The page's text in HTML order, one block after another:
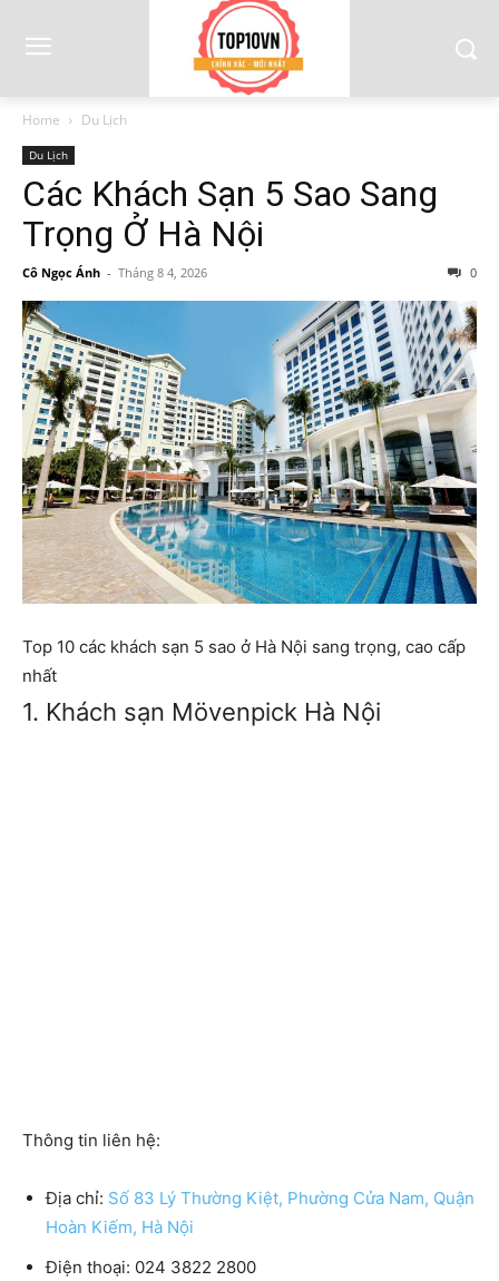
Home Du Lịch
Du Lịch
Các Khách Sạn 5 Sao Sang
Trọng Ở Hà Nội
Cô Ngọc Ánh - Tháng 8 4, 2026 0
Top 10 các khách sạn 5 sao ở Hà Nội sang trọng, cao cấp
nhất
1. Khách sạn Mövenpick Hà Nội
Thông tin liên hệ:
Địa chỉ: Số 83 Lý Thường Kiệt, Phường Cửa Nam, Quận
Hoàn Kiếm, Hà Nội
Điện thoại: 024 3822 2800